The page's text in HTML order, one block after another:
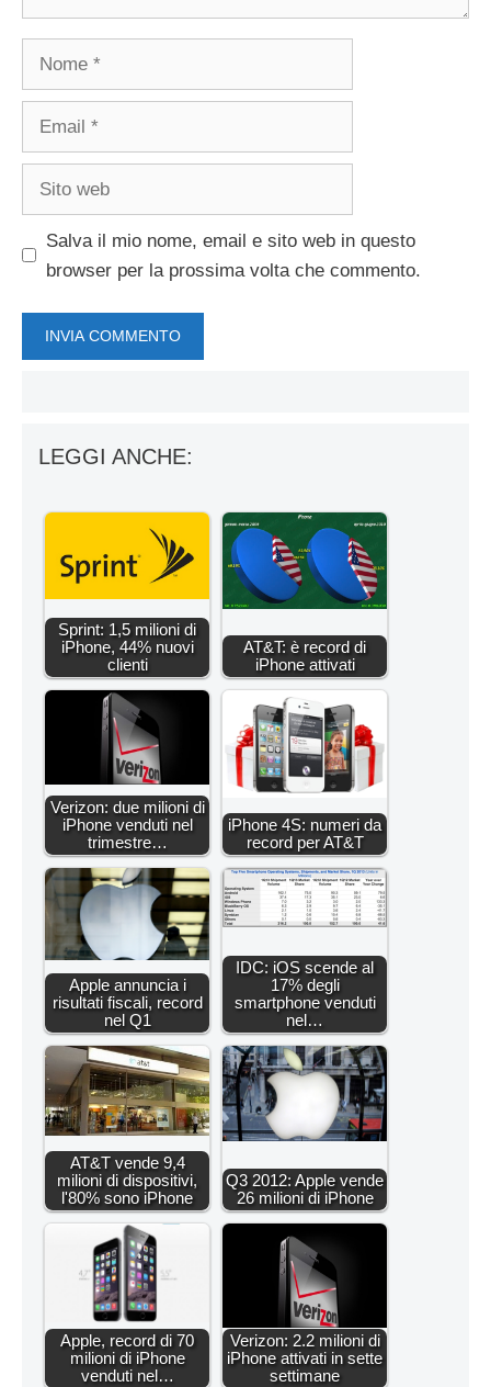
Salva il mio nome, email e sito web in questo
browser per la prossima volta che commento.
LEGGI ANCHE:
Sprint: 1,5 milioni di
iPhone, 44% nuovi
clienti
AT&T: è record di
iPhone attivati
Verizon: due milioni di
iPhone venduti nel
trimestre…
iPhone 4S: numeri da
record per AT&T
Apple annuncia i
risultati fiscali, record
nel Q1
IDC: iOS scende al
17% degli
smartphone venduti
nel…
AT&T vende 9,4
milioni di dispositivi,
l'80% sono iPhone
Q3 2012: Apple vende
26 milioni di iPhone
Apple, record di 70
milioni di iPhone
venduti nel…
Verizon: 2.2 milioni di
iPhone attivati in sette
settimane